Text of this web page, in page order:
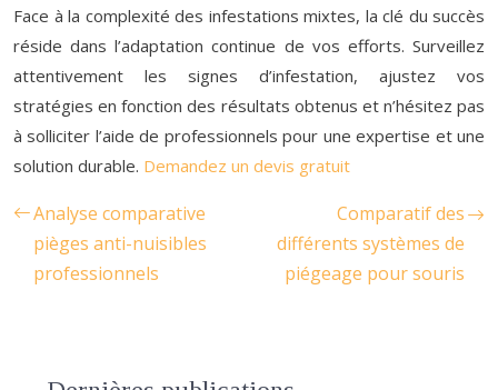
Face à la complexité des infestations mixtes, la clé du succès
réside dans l’adaptation continue de vos efforts. Surveillez
attentivement les signes d’infestation, ajustez vos
stratégies en fonction des résultats obtenus et n’hésitez pas
à solliciter l’aide de professionnels pour une expertise et une
solution durable. Demandez un devis gratuit
Analyse comparative
pièges anti-nuisibles
professionnels
Comparatif des
différents systèmes de
piégeage pour souris